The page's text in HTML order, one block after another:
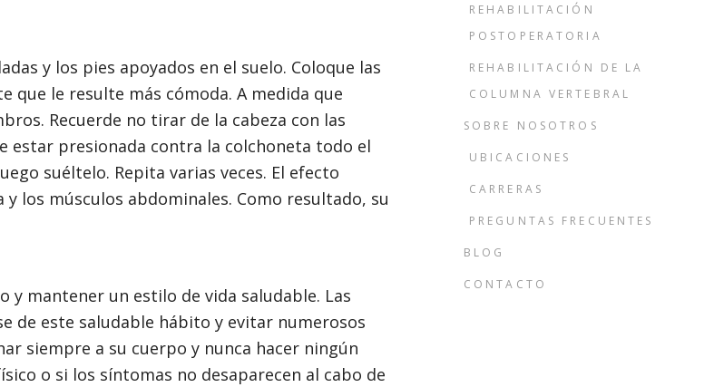
y los pies apoyados en el suelo. Coloque las
que le resulte más cómoda. A medida que
Recuerde no tirar de la cabeza con las
estar presionada contra la colchoneta todo el
suéltelo. Repita varias veces. El efecto
los músculos abdominales. Como resultado, su
mantener un estilo de vida saludable. Las
de este saludable hábito y evitar numerosos
siempre a su cuerpo y nunca hacer ningún
o si los síntomas no desaparecen al cabo de
REHABILITACIÓN
POSTOPERATORIA
REHABILITACIÓN DE LA
COLUMNA VERTEBRAL
SOBRE NOSOTROS
UBICACIONES
CARRERAS
PREGUNTAS FRECUENTES
BLOG
CONTACTO